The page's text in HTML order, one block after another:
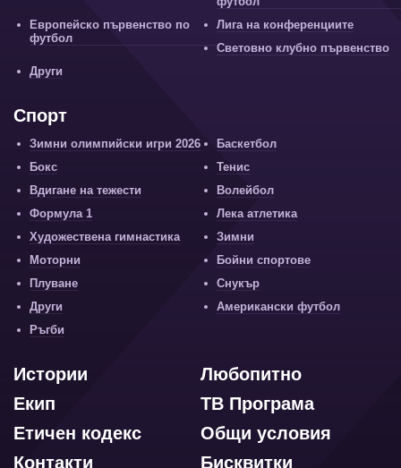
Европейско първенство по
футбол
Лига на конференциите
Световно клубно първенство
Други
Спорт
Зимни олимпийски игри 2026
Баскетбол
Бокс
Тенис
Вдигане на тежести
Волейбол
Формула 1
Лека атлетика
Художествена гимнастика
Зимни
Моторни
Бойни спортове
Плуване
Снукър
Други
Американски футбол
Ръгби
Любопитно
Истории
ТВ Програма
Екип
Общи условия
Етичен кодекс
Бисквитки
Контакти